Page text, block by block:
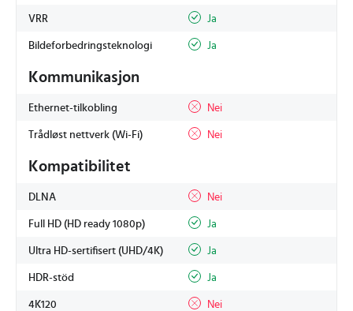
VRR Ja
Bildeforbedringsteknologi Ja
Kommunikasjon
Ethernet-tilkobling Nei
Trådløst nettverk (Wi-Fi) Nei
Kompatibilitet
DLNA Nei
Full HD (HD ready 1080p) Ja
Ultra HD-sertifisert (UHD/4K) Ja
HDR-stöd Ja
4K120 Nei